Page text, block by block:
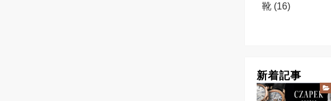
靴 (16)
新着記事